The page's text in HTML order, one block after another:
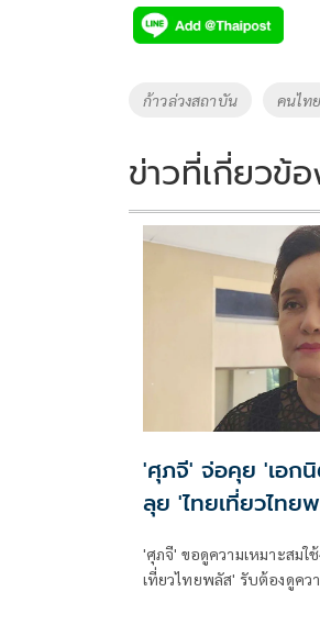
e
b
o
k
tt
er
p
y
Li
k
Tags
ก้าวล่วงสถาบัน คนไทย
ข่าวที่เกี่ยวข้
'ศุภจี' จ่อคุย 'เอก
ลุย 'ไทยเที่ยวไทย
'ศุภจี' ขอดูความเหมาะสมใ
เที่ยวไทยพลัส' รับต้องดูคว